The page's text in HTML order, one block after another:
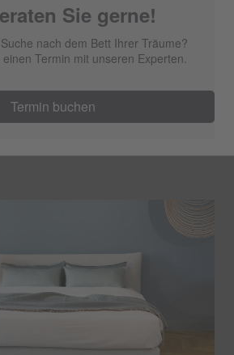
Sie gerne!
nach dem Bett Ihrer Träume?
Termin mit unseren Experten.
Termin buchen
SCHRAMM